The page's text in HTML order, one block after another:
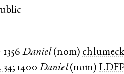
1356 Daniel(nom)
34;1400 Daniel(nom)